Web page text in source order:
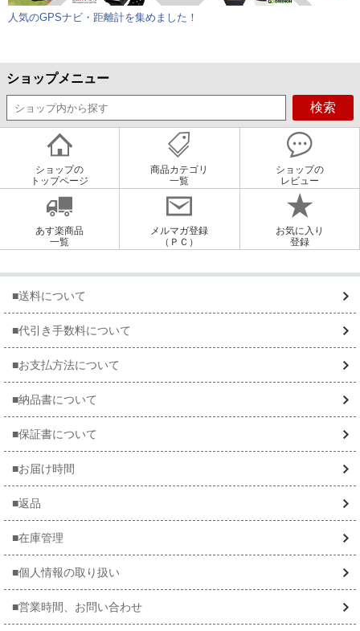
人気のGPSナビ・距離計を集めました！
ショップメニュー
ショップの
トップページ
商品カテゴリ
一覧
ショップの
レビュー
あす楽商品
一覧
メルマガ登録
（ＰＣ）
お気に入り
登録
■送料について
■代引き手数料について
■お支払方法について
■納品書について
■保証書について
■お届け時間
■返品
■在庫管理
■個人情報の取り扱い
■営業時間、お問い合わせ